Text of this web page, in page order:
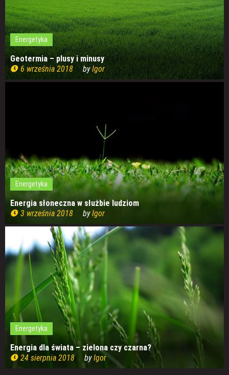
Energetyka
Geotermia – plusy i minusy
6 września 2018
byIgor
Energetyka
Energia słoneczna w służbie ludziom
3 września 2018
byIgor
Energetyka
Energia dla świata – zielona czy czarna?
24 sierpnia 2018
byIgor